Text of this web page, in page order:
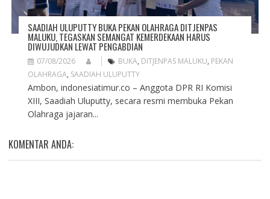
SAADIAH ULUPUTTY BUKA PEKAN OLAHRAGA DITJENPAS
MALUKU, TEGASKAN SEMANGAT KEMERDEKAAN HARUS
DIWUJUDKAN LEWAT PENGABDIAN
07/08/2026 BUKA, DITJENPAS MALUKU, PEKAN
OLAHRAGA, SAADIAH ULUPUTTY
Ambon, indonesiatimur.co – Anggota DPR RI Komisi
XIII, Saadiah Uluputty, secara resmi membuka Pekan
Olahraga jajaran...
KOMENTAR ANDA: